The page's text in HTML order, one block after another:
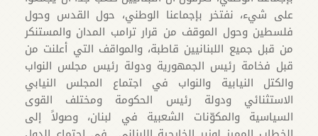
على شيء، نفتخر بإجماعنا الوطني، حول القدس وحول
فلسطين وحول الموقف من قرار ترامب المدان والمستنكر
من قبل جميع اللبنانيين قاطبة، والمواقف التي أعلنت من
قبل فخامة رئيس الجمهورية ودولة رئيس مجلس النواب
والكتل النيابية والنواب في اجتماع المجلس النيابي
الاستثنائي ودولة رئيس الحكومة ومختلف القوى
السياسية والمكوّنات الشعبية في لبنان، وصولاً إلى